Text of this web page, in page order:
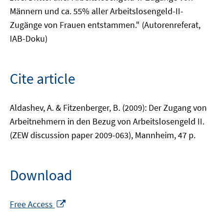
Männern und ca. 55% aller Arbeitslosengeld-II-
Zugänge von Frauen entstammen." (Autorenreferat,
IAB-Doku)
Cite article
Aldashev, A. & Fitzenberger, B. (2009): Der Zugang von
Arbeitnehmern in den Bezug von Arbeitslosengeld II.
(ZEW discussion paper 2009-063), Mannheim, 47 p.
Download
Free Access